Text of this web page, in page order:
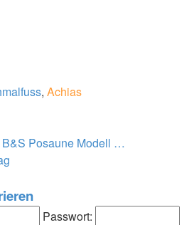
, Achias
B&S Posaune Modell …
Passwort: